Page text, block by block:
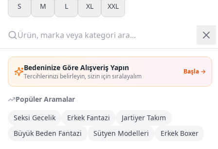
Bedeninize Göre Alışveriş Yapın
Tercihlerinizi belirleyin, sizin için sıralayalım
Başla →
Popüler Aramalar
Seksi Gecelik
Erkek Fantazi
Jartiyer Takım
Büyük Beden Fantazi
Sütyen Modelleri Erkek Boxer
OUTLET
Giriş Yap
Üye Ol
S M L XL XXL
Adet:
Sepete Ekle
Şimdi Al
DHL Kargoya Teslim
1-3 İş Günü